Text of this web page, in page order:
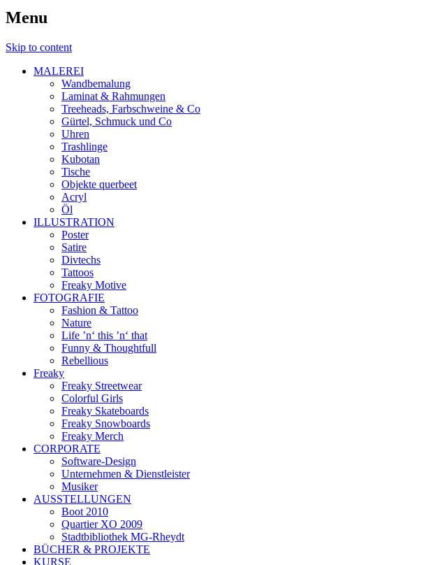
Menu
Skip to content
MALEREI
Wandbemalung
Laminat & Rahmungen
Treeheads, Farbschweine & Co
Gürtel, Schmuck und Co
Uhren
Trashlinge
Kubotan
Tische
Objekte querbeet
Acryl
Öl
ILLUSTRATION
Poster
Satire
Divtechs
Tattoos
Freaky Motive
FOTOGRAFIE
Fashion & Tattoo
Nature
Life ’n‘ this ’n‘ that
Funny & Thoughtfull
Rebellious
Freaky
Freaky Streetwear
Colorful Girls
Freaky Skateboards
Freaky Snowboards
Freaky Merch
CORPORATE
Software-Design
Unternehmen & Dienstleister
Musiker
AUSSTELLUNGEN
Boot 2010
Quartier XO 2009
Stadtbibliothek MG-Rheydt
BÜCHER & PROJEKTE
KURSE